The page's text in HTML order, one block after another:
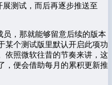
测试，而后再逐步推送至
员，那就能够留意后续的版本
某个测试版里默认开启此项功
依照微软往昔的节奏来讲，这
，便会借助每月的累积更新推